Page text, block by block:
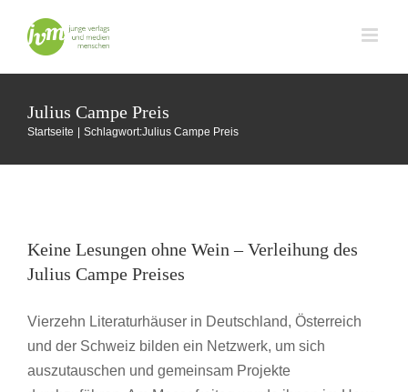
Inhalt
springen
Julius Campe Preis
Startseite Schlagwort:Julius Campe Preis
Keine Lesungen ohne Wein – Verleihung des
Julius Campe Preises
Vierzehn Literaturhäuser in Deutschland, Österreich
und der Schweiz bilden ein Netzwerk, um sich
auszutauschen und gemeinsam Projekte